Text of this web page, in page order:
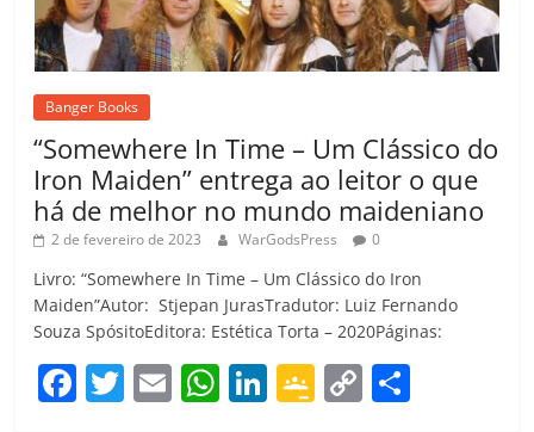
Banger Books
“Somewhere In Time – Um Clássico do
Iron Maiden” entrega ao leitor o que
há de melhor no mundo maideniano
2 de fevereiro de 2023 WarGodsPress 0
Livro: “Somewhere In Time – Um Clássico do Iron
Maiden”Autor: Stjepan JurasTradutor: Luiz Fernando
Souza SpósitoEditora: Estética Torta – 2020Páginas:
F T E W Li G C